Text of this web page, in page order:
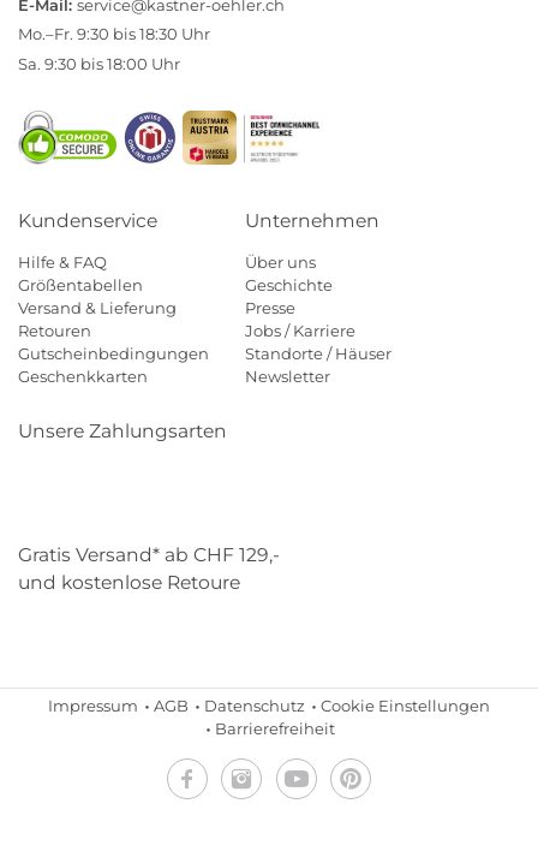
E-Mail: service@kastner-oehler.ch
Mo.–Fr. 9:30 bis 18:30 Uhr
Sa. 9:30 bis 18:00 Uhr
Kundenservice
Hilfe & FAQ
Größentabellen
Versand & Lieferung
Retouren
Gutscheinbedingungen
Geschenkkarten
Unternehmen
Über uns
Geschichte
Presse
Jobs / Karriere
Standorte / Häuser
Newsletter
Unsere Zahlungsarten
Gratis Versand* ab CHF 129,-
und kostenlose Retoure
Impressum AGB Datenschutz
Cookie Einstellungen
Barrierefreiheit